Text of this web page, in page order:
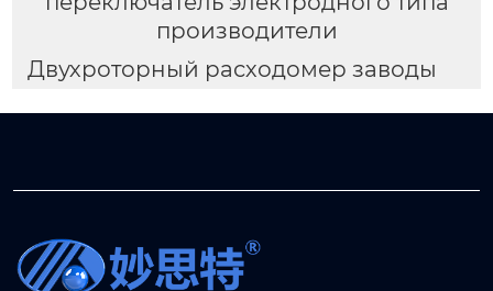
производители
Двухроторный расходомер заводы